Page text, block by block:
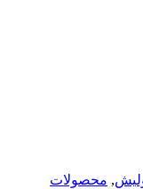
, محصولات